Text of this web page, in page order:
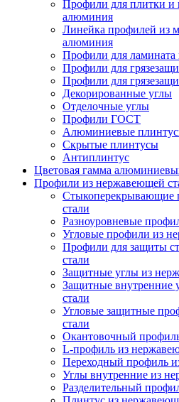
Профили для плитки и
алюминия
Линейка профилей из
алюминия
Профили для ламината
Профили для
Профили для
Декорированные углы
Отделочные углы
Профили ГОСТ
Алюминиевые
Скрытые плинтусы
Антиплинтус
Цветовая гамма
Профили из нержавеющей
Стыкоперекрывающие
стали
Разноуровневые
Угловые профили из
Профили для защиты
стали
Защитные углы из
Защитные внутренние
стали
Угловые защитные
стали
Окантовочный
L-профиль из
Переходный профиль
Углы внутренние из
Разделительный